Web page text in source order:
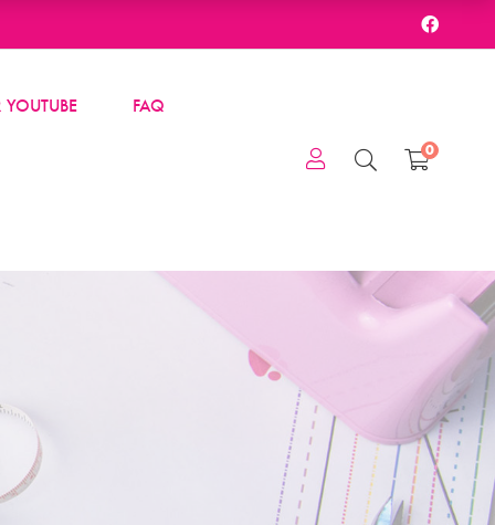
YOUTUBE FAQ
0